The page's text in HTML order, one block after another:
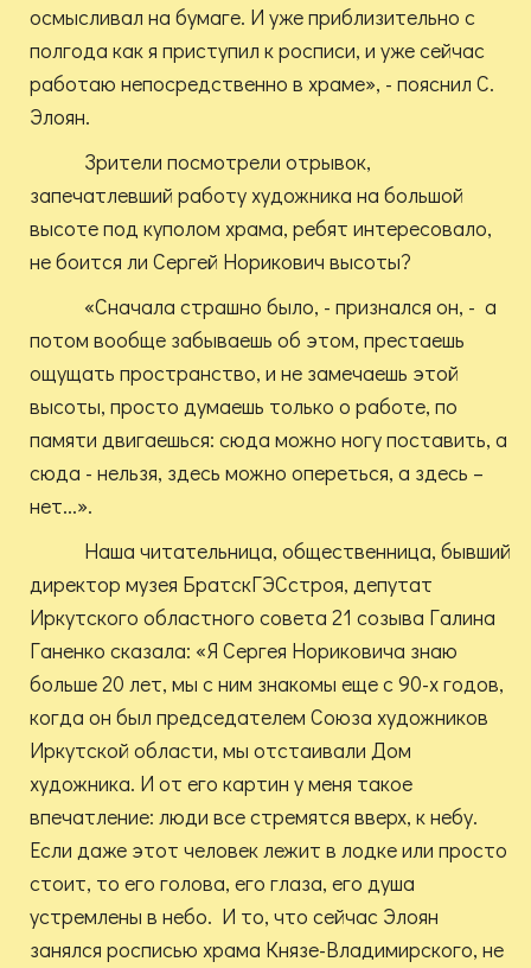
осмысливал на бумаге. И уже приблизительно с
полгода как я приступил к росписи, и уже сейчас
работаю непосредственно в храме», - пояснил С.
Элоян.
Зрители посмотрели отрывок,
запечатлевший работу художника на большой
высоте под куполом храма, ребят интересовало,
не боится ли Сергей Норикович высоты?
«Сначала страшно было, - признался он, - а
потом вообще забываешь об этом, престаешь
ощущать пространство, и не замечаешь этой
высоты, просто думаешь только о работе, по
памяти двигаешься: сюда можно ногу поставить, а
сюда - нельзя, здесь можно опереться, а здесь –
нет...».
Наша читательница, общественница, бывший
директор музея БратскГЭСстроя, депутат
Иркутского областного совета 21 созыва Галина
Ганенко сказала: «Я Сергея Нориковича знаю
больше 20 лет, мы с ним знакомы еще с 90-х годов,
когда он был председателем Союза художников
Иркутской области, мы отстаивали Дом
художника. И от его картин у меня такое
впечатление: люди все стремятся вверх, к небу.
Если даже этот человек лежит в лодке или просто
стоит, то его голова, его глаза, его душа
устремлены в небо. И то, что сейчас Элоян
занялся росписью храма Князе-Владимирского, не